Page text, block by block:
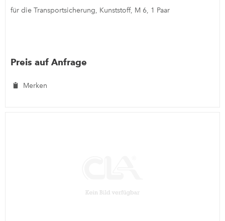
für die Transportsicherung, Kunststoff, M 6, 1 Paar
Preis auf Anfrage
Merken